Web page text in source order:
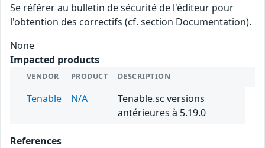
Se référer au bulletin de sécurité de l'éditeur pour
l'obtention des correctifs (cf. section Documentation).
None
Impacted products
VENDOR PRODUCT DESCRIPTION
Tenable N/A
Tenable.sc versions
antérieures à 5.19.0
References